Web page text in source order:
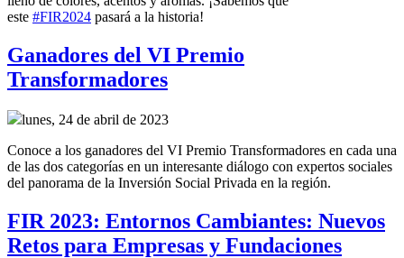
este #FIR2024 pasará a la historia!
Ganadores del VI Premio
Transformadores
lunes, 24 de abril de 2023
Conoce a los ganadores del VI Premio Transformadores en cada una
de las dos categorías en un interesante diálogo con expertos sociales
del panorama de la Inversión Social Privada en la región.
FIR 2023: Entornos Cambiantes: Nuevos
Retos para Empresas y Fundaciones